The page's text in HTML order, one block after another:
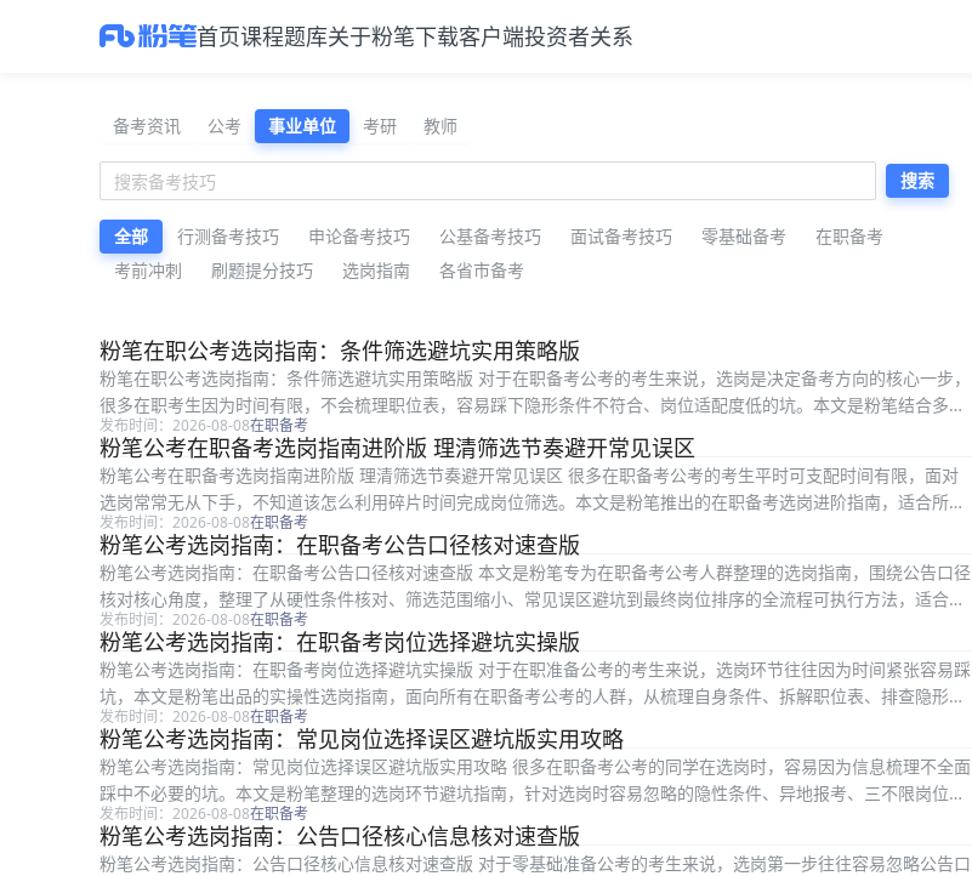
首页课程题库关于粉笔下载客户端投资者关系
公考备考资料与公告解读
备考资讯 公考 事业单位 考研 教师
搜索
全部 行测备考技巧 申论备考技巧 公基备考技巧 面试备考技巧 零基础备考
在职备考
考前冲刺
刷题提分技巧 选岗指南 各省市备考
最新公考备考资料
粉笔在职公考选岗指南：条件筛选避坑实用策略版
粉笔在职公考选岗指南：条件筛选避坑实用策略版 对于在职备考公考的考生来说，选岗是决定备考方向的核心一步，
很多在职考生因为时间有限，不会梳理职位表，容易踩下隐形条件不符合、岗位适配度低的坑。本文是粉笔结合多年
在职考生选岗指导经验整理的实用选岗...
发布时间：2026-08-08在职备考
粉笔公考在职备考选岗指南进阶版 理清筛选节奏避开常见误区
粉笔公考在职备考选岗指南进阶版 理清筛选节奏避开常见误区 很多在职备考公考的考生平时可支配时间有限，面对
选岗常常无从下手，不知道该怎么利用碎片时间完成岗位筛选。本文是粉笔推出的在职备考选岗进阶指南，适合所有
在职准备公考的考生参考，全文从选岗...
发布时间：2026-08-08在职备考
粉笔公考选岗指南：在职备考公告口径核对速查版
粉笔公考选岗指南：在职备考公告口径核对速查版 本文是粉笔专为在职备考公考人群整理的选岗指南，围绕公告口径
核对核心角度，整理了从硬性条件核对、筛选范围缩小、常见误区避坑到最终岗位排序的全流程可执行方法，适合时
间紧张、没有选岗经验的在职备考考生...
发布时间：2026-08-08在职备考
粉笔公考选岗指南：在职备考岗位选择避坑实操版
粉笔公考选岗指南：在职备考岗位选择避坑实操版 对于在职准备公考的考生来说，选岗环节往往因为时间紧张容易踩
坑，本文是粉笔出品的实操性选岗指南，面向所有在职备考公考的人群，从梳理自身条件、拆解职位表、排查隐形误
区到结合在职属性定岗，一步步给出可...
发布时间：2026-08-08在职备考
粉笔公考选岗指南：常见岗位选择误区避坑版实用攻略
粉笔公考选岗指南：常见岗位选择误区避坑版实用攻略 很多在职备考公考的同学在选岗时，容易因为信息梳理不全面
踩中不必要的坑。本文是粉笔整理的选岗环节避坑指南，针对选岗时容易忽略的隐性条件、异地报考、三不限岗位选
择、服务期要求这四类常见误区拆解分...
发布时间：2026-08-08在职备考
粉笔公考选岗指南：公告口径核心信息核对速查版
粉笔公考选岗指南：公告口径核心信息核对速查版 对于零基础准备公考的考生来说，选岗第一步往往容易忽略公告口